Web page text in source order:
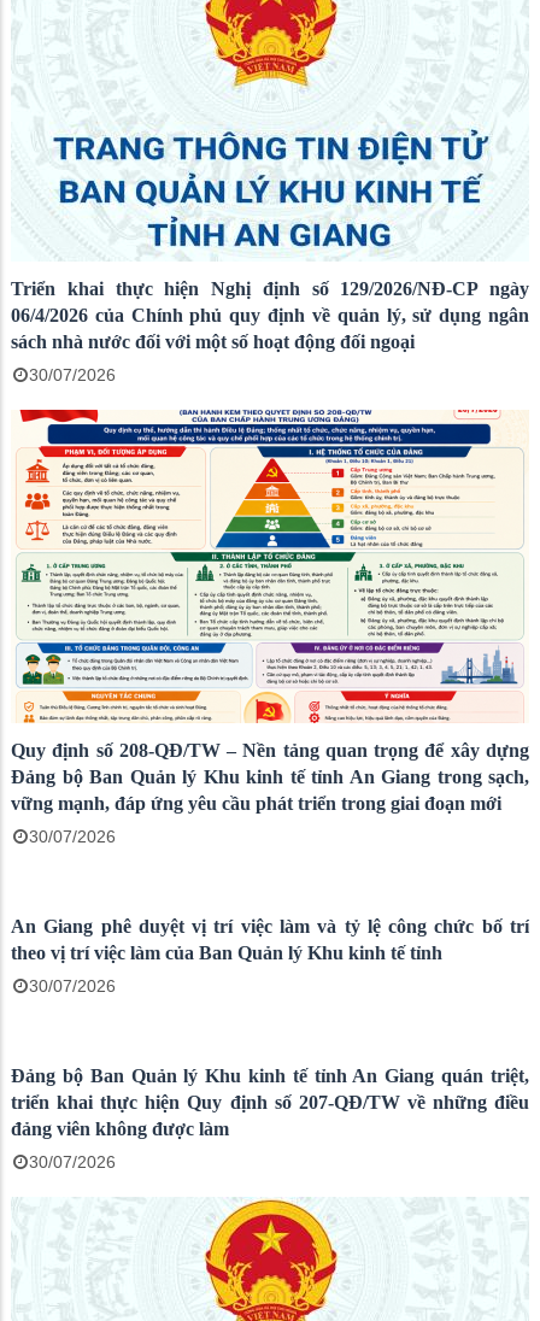
Triển khai thực hiện Nghị định số 129/2026/NĐ-CP ngày
06/4/2026 của Chính phủ quy định về quản lý, sử dụng ngân
sách nhà nước đối với một số hoạt động đối ngoại
30/07/2026
Quy định số 208-QĐ/TW – Nền tảng quan trọng để xây dựng
Đảng bộ Ban Quản lý Khu kinh tế tỉnh An Giang trong sạch,
vững mạnh, đáp ứng yêu cầu phát triển trong giai đoạn mới
30/07/2026
An Giang phê duyệt vị trí việc làm và tỷ lệ công chức bố trí
theo vị trí việc làm của Ban Quản lý Khu kinh tế tỉnh
30/07/2026